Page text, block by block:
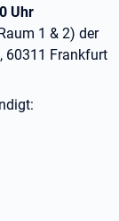
Uhr
1 & 2) der
60311 Frankfurt